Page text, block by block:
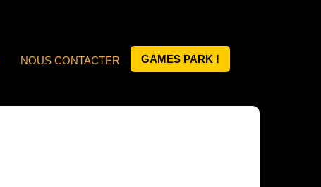
NOUS CONTACTER GAMES PARK !